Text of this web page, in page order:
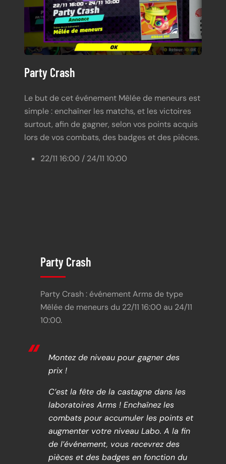
Party Crash
Le but de cet événement Mêlée de meneurs est
simple : enchaîner les matchs, et les victoires
surtout, afin de gagner, selon vos points acquis
lors de vos combats, des badges et des pièces.
22/11 16:00 / 24/11 10:00
Party Crash
Party Crash : événement Arms de type
Mêlée de meneurs du 22/11 16:00 au 24/11
10:00.
Montez de niveau pour gagner des
prix !
C’est la fête de la castagne dans les
laboratoires Arms ! Enchaînez les
combats pour accumuler les points et
augmenter votre niveau Labo. A la fin
de l’événement, vous recevrez des
pièces et des badges en fonction du